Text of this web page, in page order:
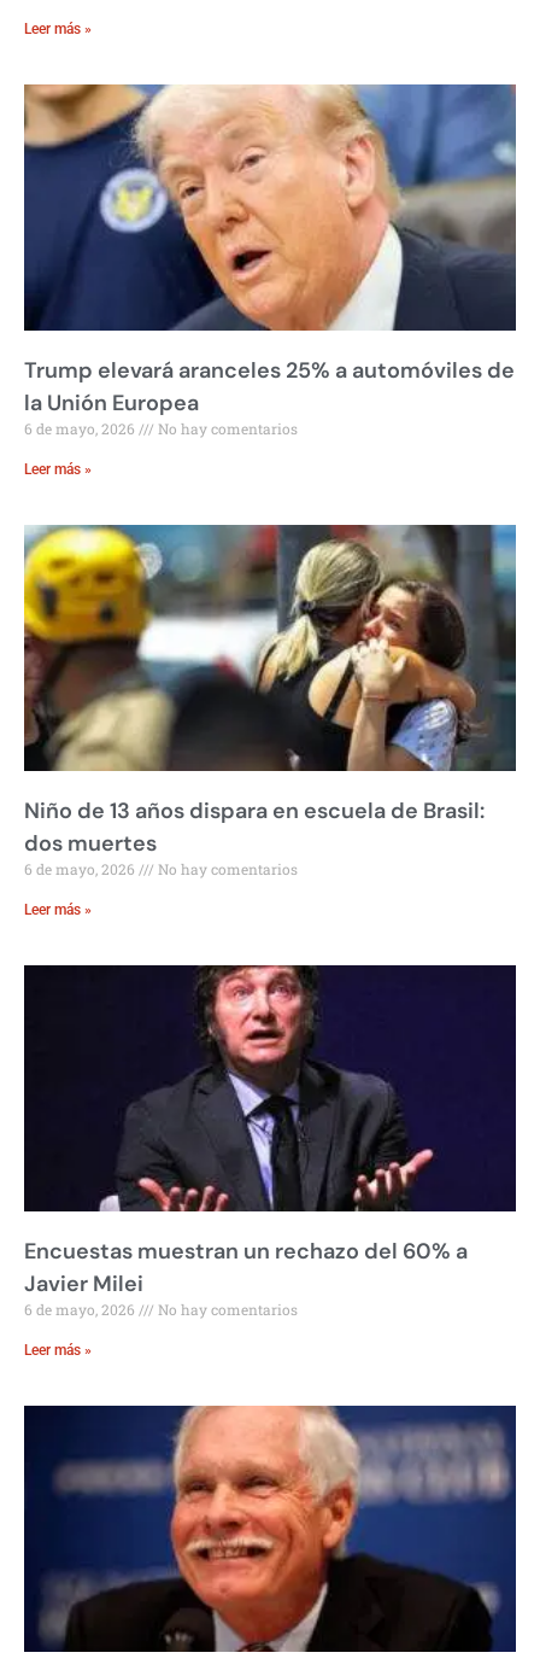
Leer más »
Trump elevará aranceles 25% a automóviles de
la Unión Europea
6 de mayo, 2026 No hay comentarios
Leer más »
Niño de 13 años dispara en escuela de Brasil:
dos muertes
6 de mayo, 2026 No hay comentarios
Leer más »
Encuestas muestran un rechazo del 60% a
Javier Milei
6 de mayo, 2026 No hay comentarios
Leer más »